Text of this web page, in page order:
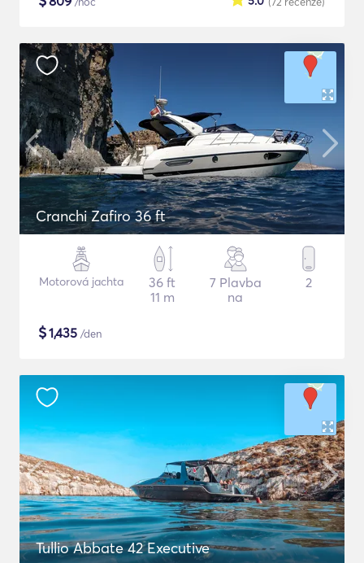
Cranchi Zafiro 36 ft
Motorová jachta
36 ft
11 m
7 Plavba
na
2
$1,435 /den
Tullio Abbate 42 Executive